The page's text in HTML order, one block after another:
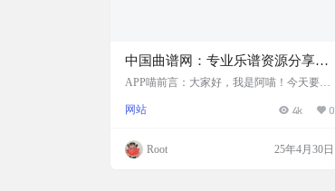
中国曲谱网：专业乐谱资源分享平
台，各类乐器戏曲曲谱一应俱全
APP喵前言：大家好，我是阿喵！今天要给
站 —— 中国曲谱网。这个网站就像是一个
谱、钢琴谱，还有各种戏曲曲谱，比如京
剧、越剧、黄梅戏等等，涵盖了民歌、通
网站 4k 0
Root 25年4月30日